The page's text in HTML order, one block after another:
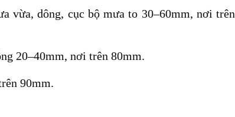
vừa, dông, cục bộ mưa to 30–60mm, nơi trên
20–40mm, nơi trên 80mm.
90mm.